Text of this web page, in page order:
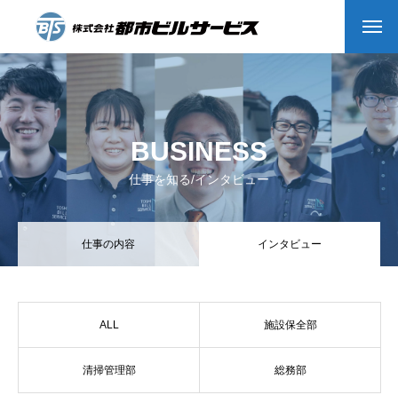
HOME
COMPANY
会社沿革
会社概要
BUSINESS
仕事を知る/インタビュー
仕事の内容 インタビュー
ALL 施設保全部
清掃管理部 総務部